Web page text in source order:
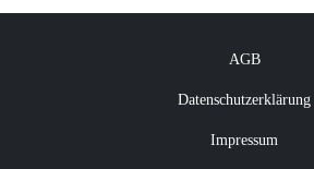
AGB
Datenschutzerklärung
Impressum